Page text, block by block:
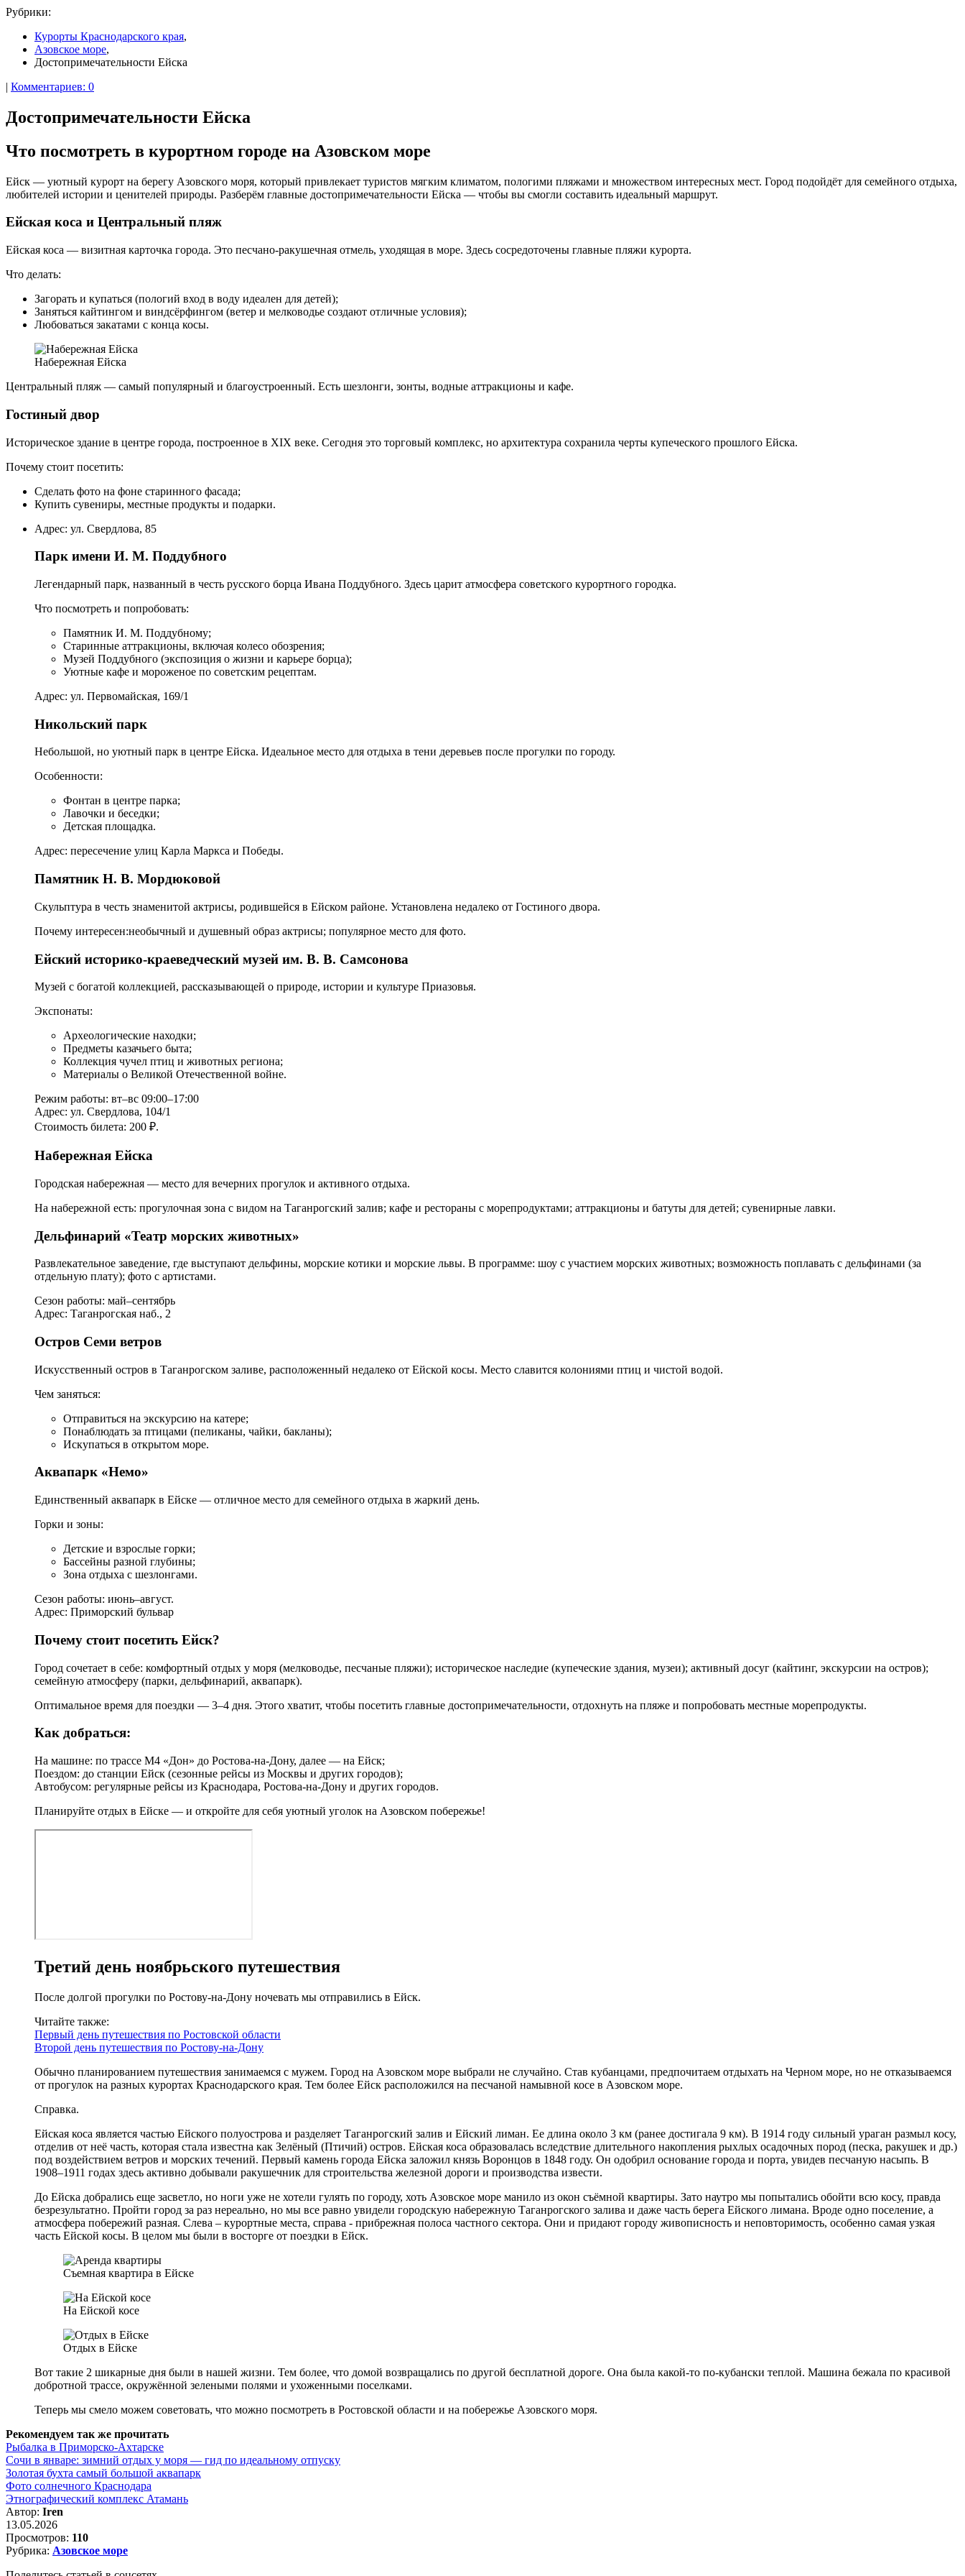
Рубрики:
Курорты Краснодарского края,
Азовское море,
Достопримечательности Ейска
| Комментариев: 0
Достопримечательности Ейска
Что посмотреть в курортном городе на Азовском море
Ейск — уютный курорт на берегу Азовского моря, который привлекает туристов мягким климатом, пологими пляжами и множеством интересных мест. Город подойдёт для семейного отдыха,
любителей истории и ценителей природы. Разберём главные достопримечательности Ейска — чтобы вы смогли составить идеальный маршрут.
Ейская коса и Центральный пляж
Ейская коса — визитная карточка города. Это песчано‑ракушечная отмель, уходящая в море. Здесь сосредоточены главные пляжи курорта.
Что делать:
Загорать и купаться (пологий вход в воду идеален для детей);
Заняться кайтингом и виндсёрфингом (ветер и мелководье создают отличные условия);
Любоваться закатами с конца косы.
Набережная Ейска
Центральный пляж — самый популярный и благоустроенный. Есть шезлонги, зонты, водные аттракционы и кафе.
Гостиный двор
Историческое здание в центре города, построенное в XIX веке. Сегодня это торговый комплекс, но архитектура сохранила черты купеческого прошлого Ейска.
Почему стоит посетить:
Сделать фото на фоне старинного фасада;
Купить сувениры, местные продукты и подарки.
Адрес: ул. Свердлова, 85
Парк имени И. М. Поддубного
Легендарный парк, названный в честь русского борца Ивана Поддубного. Здесь царит атмосфера советского курортного городка.
Что посмотреть и попробовать:
Памятник И. М. Поддубному;
Старинные аттракционы, включая колесо обозрения;
Музей Поддубного (экспозиция о жизни и карьере борца);
Уютные кафе и мороженое по советским рецептам.
Адрес: ул. Первомайская, 169/1
Никольский парк
Небольшой, но уютный парк в центре Ейска. Идеальное место для отдыха в тени деревьев после прогулки по городу.
Особенности:
Фонтан в центре парка;
Лавочки и беседки;
Детская площадка.
Адрес: пересечение улиц Карла Маркса и Победы.
Памятник Н. В. Мордюковой
Скульптура в честь знаменитой актрисы, родившейся в Ейском районе. Установлена недалеко от Гостиного двора.
Почему интересен:необычный и душевный образ актрисы; популярное место для фото.
Ейский историко‑краеведческий музей им. В. В. Самсонова
Музей с богатой коллекцией, рассказывающей о природе, истории и культуре Приазовья.
Экспонаты:
Археологические находки;
Предметы казачьего быта;
Коллекция чучел птиц и животных региона;
Материалы о Великой Отечественной войне.
Режим работы: вт–вс 09:00–17:00
Адрес: ул. Свердлова, 104/1
Стоимость билета: 200 ₽.
Набережная Ейска
Городская набережная — место для вечерних прогулок и активного отдыха.
На набережной есть: прогулочная зона с видом на Таганрогский залив; кафе и рестораны с морепродуктами; аттракционы и батуты для детей; сувенирные лавки.
Дельфинарий «Театр морских животных»
Развлекательное заведение, где выступают дельфины, морские котики и морские львы. В программе: шоу с участием морских животных; возможность поплавать с дельфинами (за
отдельную плату); фото с артистами.
Сезон работы: май–сентябрь
Адрес: Таганрогская наб., 2
Остров Семи ветров
Искусственный остров в Таганрогском заливе, расположенный недалеко от Ейской косы. Место славится колониями птиц и чистой водой.
Чем заняться:
Отправиться на экскурсию на катере;
Понаблюдать за птицами (пеликаны, чайки, бакланы);
Искупаться в открытом море.
Аквапарк «Немо»
Единственный аквапарк в Ейске — отличное место для семейного отдыха в жаркий день.
Горки и зоны:
Детские и взрослые горки;
Бассейны разной глубины;
Зона отдыха с шезлонгами.
Сезон работы: июнь–август.
Адрес: Приморский бульвар
Почему стоит посетить Ейск?
Город сочетает в себе: комфортный отдых у моря (мелководье, песчаные пляжи); историческое наследие (купеческие здания, музеи); активный досуг (кайтинг, экскурсии на остров);
семейную атмосферу (парки, дельфинарий, аквапарк).
Оптимальное время для поездки — 3–4 дня. Этого хватит, чтобы посетить главные достопримечательности, отдохнуть на пляже и попробовать местные морепродукты.
Как добраться:
На машине: по трассе М4 «Дон» до Ростова‑на‑Дону, далее — на Ейск;
Поездом: до станции Ейск (сезонные рейсы из Москвы и других городов);
Автобусом: регулярные рейсы из Краснодара, Ростова‑на‑Дону и других городов.
Планируйте отдых в Ейске — и откройте для себя уютный уголок на Азовском побережье!
Третий день ноябрьского путешествия
После долгой прогулки по Ростову-на-Дону ночевать мы отправились в Ейск.
Читайте также:
Первый день путешествия по Ростовской области
Второй день путешествия по Ростову-на-Дону
Обычно планированием путешествия занимаемся с мужем. Город на Азовском море выбрали не случайно. Став кубанцами, предпочитаем отдыхать на Черном море, но не отказываемся
от прогулок на разных курортах Краснодарского края. Тем более Ейск расположился на песчаной намывной косе в Азовском море.
Справка.
Ейская коса является частью Ейского полуострова и разделяет Таганрогский залив и Ейский лиман. Ее длина около 3 км (ранее достигала 9 км). В 1914 году сильный ураган размыл косу,
отделив от неё часть, которая стала известна как Зелёный (Птичий) остров. Ейская коса образовалась вследствие длительного накопления рыхлых осадочных пород (песка, ракушек и др.)
под воздействием ветров и морских течений. Первый камень города Ейска заложил князь Воронцов в 1848 году. Он одобрил основание города и порта, увидев песчаную насыпь. В
1908–1911 годах здесь активно добывали ракушечник для строительства железной дороги и производства извести.
До Ейска добрались еще засветло, но ноги уже не хотели гулять по городу, хоть Азовское море манило из окон съёмной квартиры. Зато наутро мы попытались обойти всю косу, правда
безрезультатно. Пройти город за раз нереально, но мы все равно увидели городскую набережную Таганрогского залива и даже часть берега Ейского лимана. Вроде одно поселение, а
атмосфера побережий разная. Слева – курортные места, справа - прибрежная полоса частного сектора. Они и придают городу живописность и неповторимость, особенно самая узкая
часть Ейской косы. В целом мы были в восторге от поездки в Ейск.
Съемная квартира в Ейске
На Ейской косе
Отдых в Ейске
Вот такие 2 шикарные дня были в нашей жизни. Тем более, что домой возвращались по другой бесплатной дороге. Она была какой-то по-кубански теплой. Машина бежала по красивой
добротной трассе, окружённой зелеными полями и ухоженными поселками.
Теперь мы смело можем советовать, что можно посмотреть в Ростовской области и на побережье Азовского моря.
Рекомендуем так же прочитать
Рыбалка в Приморско-Ахтарске
Сочи в январе: зимний отдых у моря — гид по идеальному отпуску
Золотая бухта самый большой аквапарк
Фото солнечного Краснодара
Этнографический комплекс Атамань
Автор: Iren
13.05.2026
Просмотров: 110
Рубрика: Азовское море